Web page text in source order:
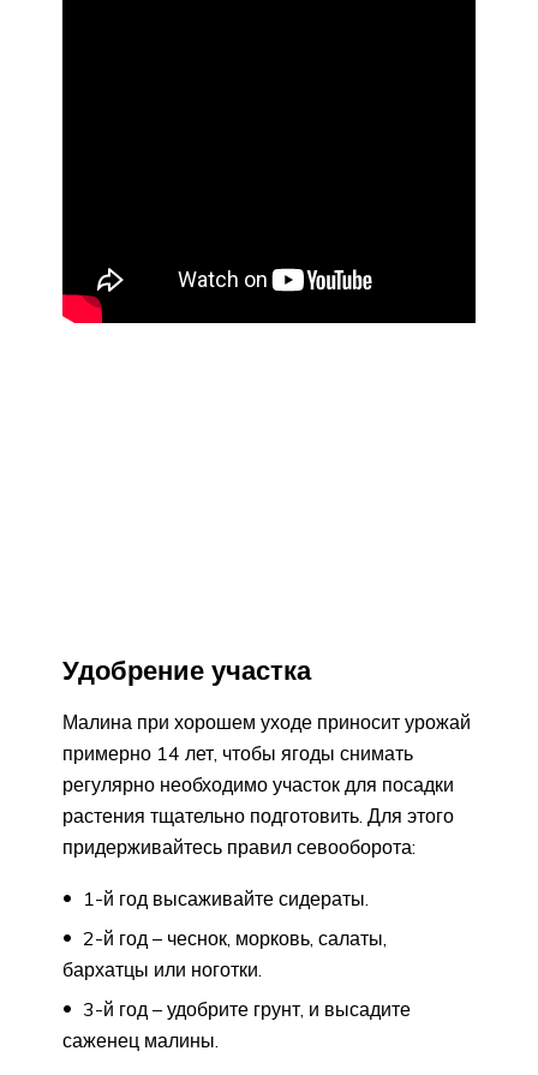
Удобрение участка
Малина при хорошем уходе приносит урожай
примерно 14 лет, чтобы ягоды снимать
регулярно необходимо участок для посадки
растения тщательно подготовить. Для этого
придерживайтесь правил севооборота:
1-й год высаживайте сидераты.
2-й год – чеснок, морковь, салаты,
бархатцы или ноготки.
3-й год – удобрите грунт, и высадите
саженец малины.